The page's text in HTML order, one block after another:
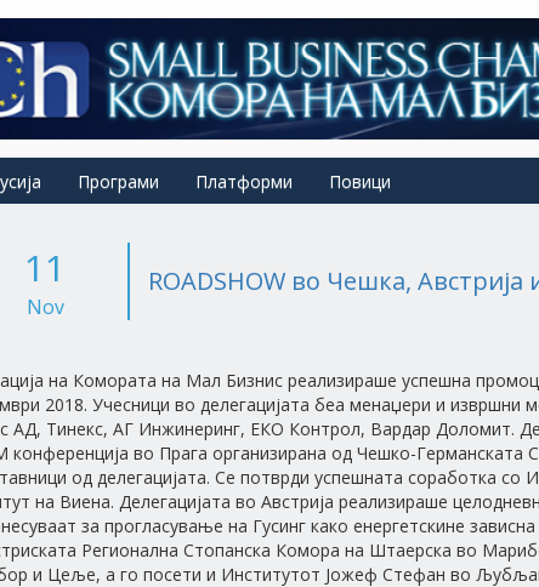
Програми Платформи Повици
11
Nov
ROADSHOW во Чешка,
на Комората на Мал Бизнис реализираше успешна
2018. Учесници во делегацијата беа менаџери и
АД, Тинекс, АГ Инжинеринг, ЕКО Контрол, Вардар Доломит.
конференција во Прага организирана од Чешко-Германската
од делегацијата. Се потврди успешната соработка со
на Виена. Делегацијата во Австрија реализираше
за прогласување на Гусинг како енергетскине
Регионална Стопанска Комора на Штаерска во
и Цеље, а го посети и Институтот Јожеф Стефан во